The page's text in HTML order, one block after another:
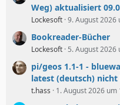
Weg) aktualisiert
Lockesoft 9. August 2026
Bookreader-Bücher
Lockesoft 5. August 2026
pi/geos 1.1-1 -
latest (deutsch)
t.hass 1. August 2026 um